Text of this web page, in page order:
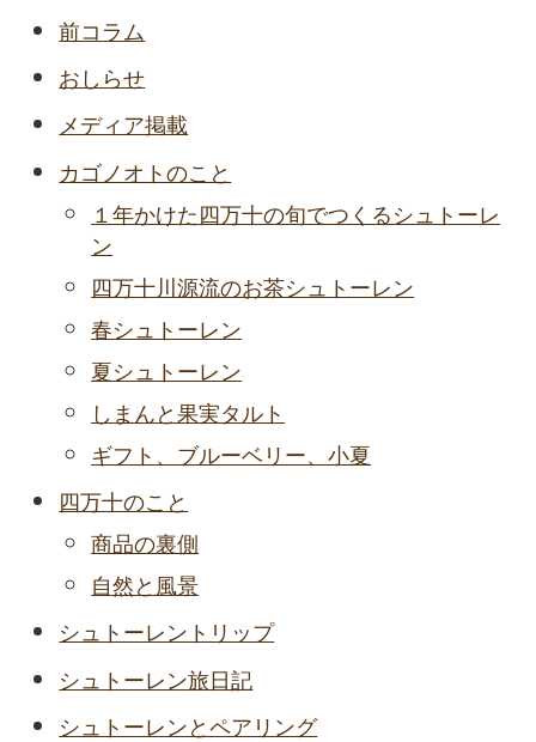
前コラム
おしらせ
メディア掲載
カゴノオトのこと
１年かけた四万十の旬でつくるシュトーレ
ン
四万十川源流のお茶シュトーレン
春シュトーレン
夏シュトーレン
しまんと果実タルト
ギフト、ブルーベリー、小夏
四万十のこと
商品の裏側
自然と風景
シュトーレントリップ
シュトーレン旅日記
シュトーレンとペアリング